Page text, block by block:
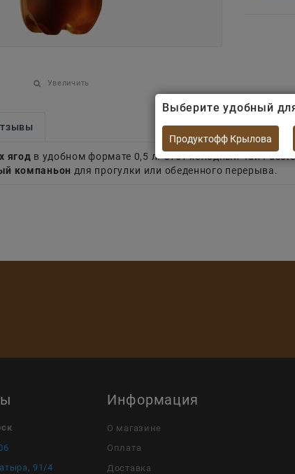
Увеличить
ягод в удобном формате 0,5 л. Этот холодный чай
компаньон для прогулки или обеденного перерыва.
91/4
Информация
О магазине
Оплата
Доставка
Выберите удобный
Продуктофф Крылова